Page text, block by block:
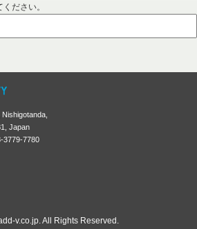
ださい。
Japan
3779-7780
v.co.jp. All Rights Reserved.